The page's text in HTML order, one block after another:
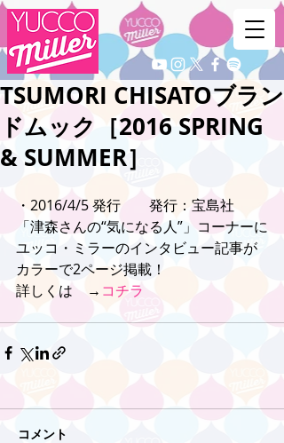
TSUMORI CHISATOブラン
ドムック［2016 SPRING
& SUMMER］
・2016/4/5 発行　　発行：宝島社
「津森さんの“気になる人”」コーナーに
ユッコ・ミラーのインタビュー記事が
カラーで2ページ掲載！
詳しくは　→ コチラ
コメント